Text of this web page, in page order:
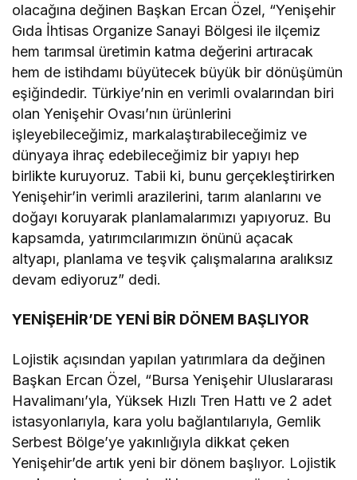
olacağına değinen Başkan Ercan Özel, “Yenişehir
Gıda İhtisas Organize Sanayi Bölgesi ile ilçemiz
hem tarımsal üretimin katma değerini artıracak
hem de istihdamı büyütecek büyük bir dönüşümün
eşiğindedir. Türkiye’nin en verimli ovalarından biri
olan Yenişehir Ovası’nın ürünlerini
işleyebileceğimiz, markalaştırabileceğimiz ve
dünyaya ihraç edebileceğimiz bir yapıyı hep
birlikte kuruyoruz. Tabii ki, bunu gerçekleştirirken
Yenişehir’in verimli arazilerini, tarım alanlarını ve
doğayı koruyarak planlamalarımızı yapıyoruz. Bu
kapsamda, yatırımcılarımızın önünü açacak
altyapı, planlama ve teşvik çalışmalarına aralıksız
devam ediyoruz” dedi.
YENİŞEHİR’DE YENİ BİR DÖNEM BAŞLIYOR
Lojistik açısından yapılan yatırımlara da değinen
Başkan Ercan Özel, “Bursa Yenişehir Uluslararası
Havalimanı’yla, Yüksek Hızlı Tren Hattı ve 2 adet
istasyonlarıyla, kara yolu bağlantılarıyla, Gemlik
Serbest Bölge’ye yakınlığıyla dikkat çeken
Yenişehir’de artık yeni bir dönem başlıyor. Lojistik